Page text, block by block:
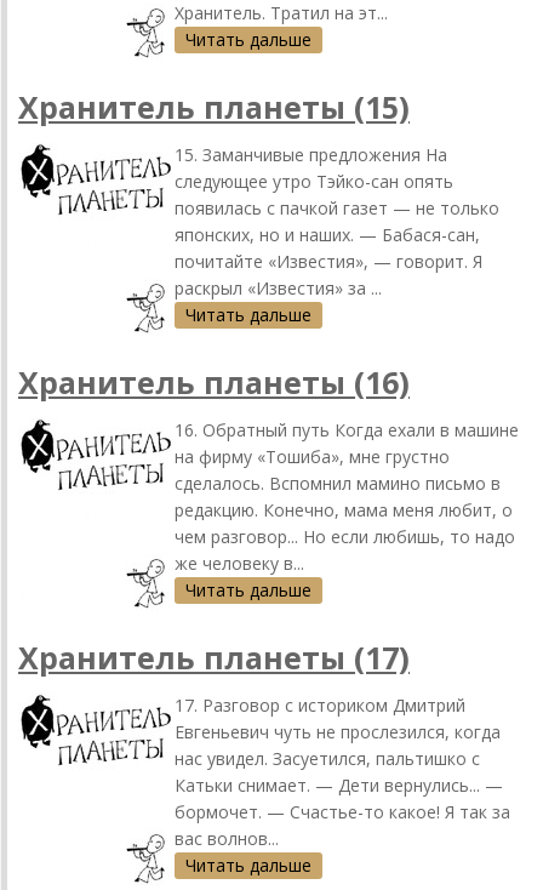
Хранитель. Тратил на эт...
Читать дальше
Хранитель планеты (15)
15. Заманчивые предложения На
следующее утро Тэйко-сан опять
появилась с пачкой газет — не только
японских, но и наших. — Бабася-сан,
почитайте «Известия», — говорит. Я
раскрыл «Известия» за ...
Читать дальше
Хранитель планеты (16)
16. Обратный путь Когда ехали в машине
на фирму «Тошиба», мне грустно
сделалось. Вспомнил мамино письмо в
редакцию. Конечно, мама меня любит, о
чем разговор... Но если любишь, то надо
же человеку в...
Читать дальше
Хранитель планеты (17)
17. Разговор с историком Дмитрий
Евгеньевич чуть не прослезился, когда
нас увидел. Засуетился, пальтишко с
Катьки снимает. — Дети вернулись... —
бормочет. — Счастье-то какое! Я так за
вас волнов...
Читать дальше